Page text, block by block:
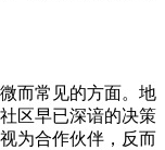
而常见的方面。地
区早已深谙的决策
为合作伙伴，反而